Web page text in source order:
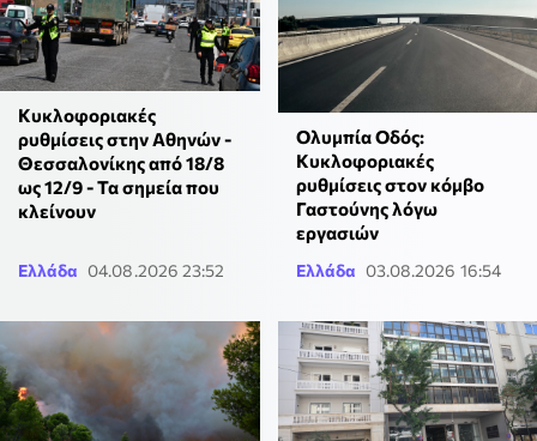
Κυκλοφοριακές
ρυθμίσεις στην Αθηνών -
Θεσσαλονίκης από 18/8
ως 12/9 - Τα σημεία που
κλείνουν
Ελλάδα 04.08.2026 23:52
Ολυμπία Οδός:
Κυκλοφοριακές
ρυθμίσεις στον κόμβο
Γαστούνης λόγω
εργασιών
Ελλάδα 03.08.2026 16:54